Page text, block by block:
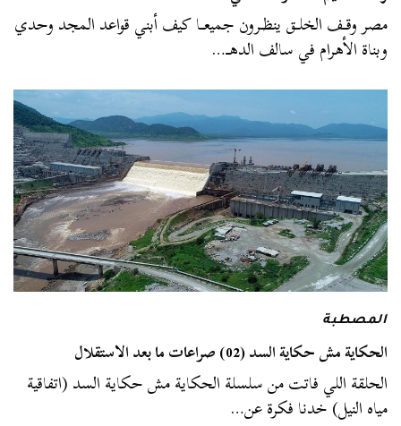
مصر وقــف الخلــق ينظـرون جميعــا كيف أبني قواعد المجد وحدي
وبناة الأهرام في سالف الدهــ…
المصطبة
الحكاية مش حكاية السد (02) صراعات ما بعد الاستقلال
الحلقة اللي فاتت من سلسلة الحكاية مش حكاية السد (اتفاقية
مياه النيل) خدنا فكرة عن…